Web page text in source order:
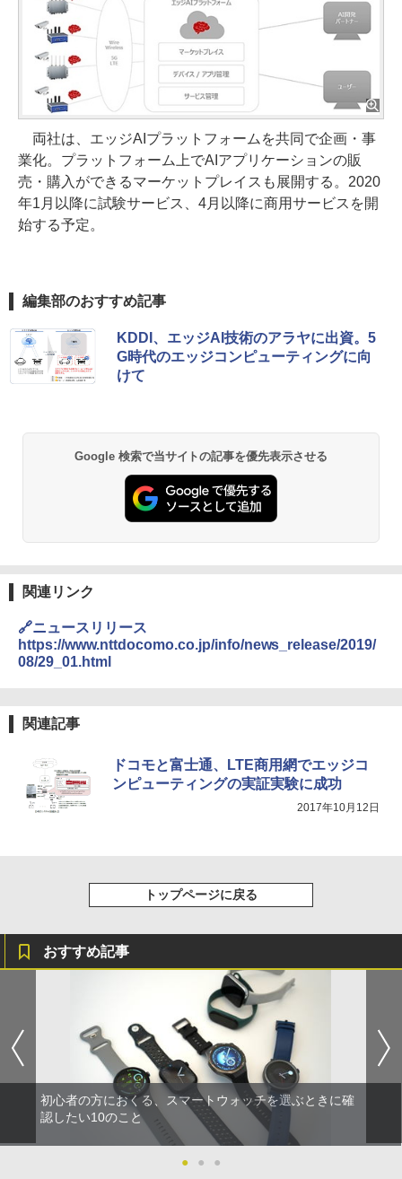
両社は、エッジAIプラットフォームを共同で企画・事
業化。プラットフォーム上でAIアプリケーションの販
売・購入ができるマーケットプレイスも展開する。2020
年1月以降に試験サービス、4月以降に商用サービスを開
始する予定。
編集部のおすすめ記事
KDDI、エッジAI技術のアラヤに出資。5
G時代のエッジコンピューティングに向
けて
Google 検索で当サイトの記事を優先表示させる
関連リンク
🔗ニュースリリース
https://www.nttdocomo.co.jp/info/news_release/2019/
08/29_01.html
関連記事
ドコモと富士通、LTE商用網でエッジコ
ンピューティングの実証実験に成功
2017年10月12日
トップページに戻る
おすすめ記事
初心者の方におくる、スマートウォッチを選ぶときに確
認したい10のこと
● ● ●